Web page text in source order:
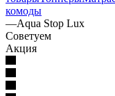
комоды
—Aqua Stop Lux
Советуем
Акция